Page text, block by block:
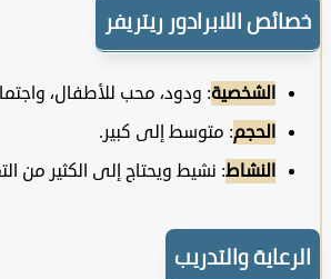
اللابرادور ريتريفر
الشخصية: ودود، محب للأطفال، واجتماعي.
الحجم : متوسط إلى كبير.
النشاط: نشيط ويحتاج إلى الكثير من التمارين.
والتدريب